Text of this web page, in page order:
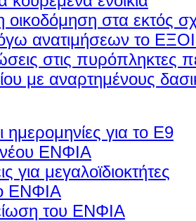
οικοδόμηση στα εκτός
ανατιμήσεων το
στις πυρόπληκτες
με αναρτημένους
ημερομηνίες για το Ε9
ΕΝΦΙΑ
για μεγαλοϊδιοκτήτες
ΕΝΦΙΑ
του ΕΝΦΙΑ